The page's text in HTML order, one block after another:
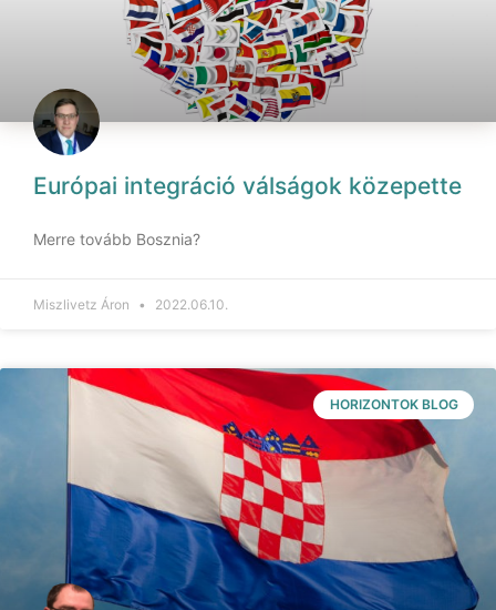
Európai integráció válságok közepette
Merre tovább Bosznia?
Miszlivetz Áron 2022.06.10.
HORIZONTOK BLOG